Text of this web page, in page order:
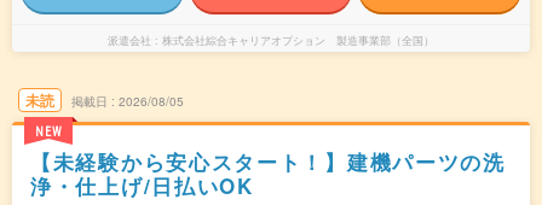
派遣会社 株式会社綜合キャリアオプション 製造事業部（全国）
未読
NEW
掲載日 2026/08/05
【未経験から安心スタート！】建機パーツの洗
浄・仕上げ/日払いOK